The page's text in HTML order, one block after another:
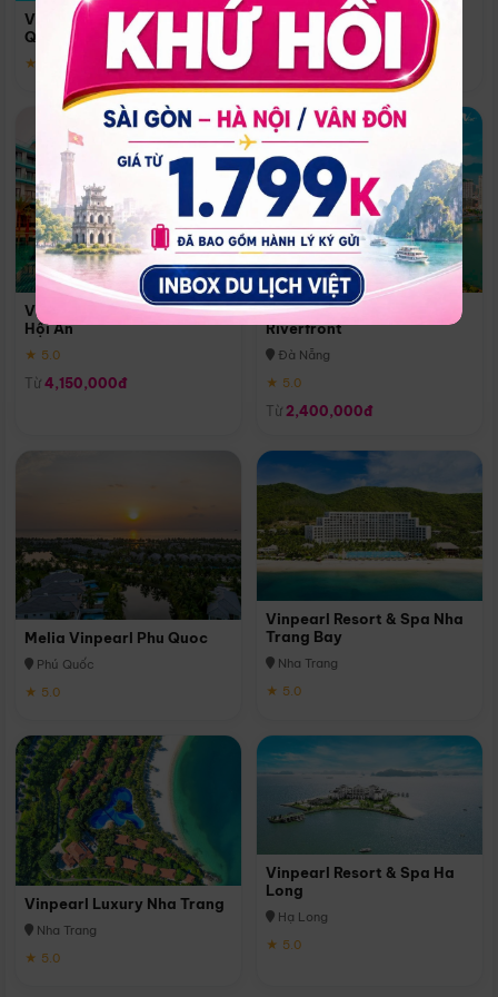
Vinpearl Resort & Spa Phu
Quoc
★ 5.0
Quoc
Phú Quốc
★ 5.0
Vinpearl Resort & Golf Nam
Hội An
★ 5.0
Từ 4,150,000đ
Melia Vinpearl Danang
Riverfront
Đà Nẵng
★ 5.0
Từ 2,400,000đ
Melia Vinpearl Phu Quoc
Phú Quốc
★ 5.0
Vinpearl Resort & Spa Nha
Trang Bay
Nha Trang
★ 5.0
Vinpearl Luxury Nha Trang
Nha Trang
★ 5.0
Vinpearl Resort & Spa Ha
Long
Hạ Long
★ 5.0